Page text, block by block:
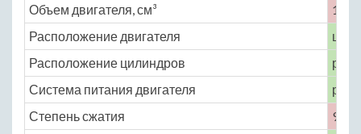
Объем двигателя, см³
1998
Расположение двигателя
Расположение цилиндров
Система питания двигателя
Степень сжатия
9.8